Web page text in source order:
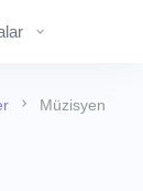
Müzisyen